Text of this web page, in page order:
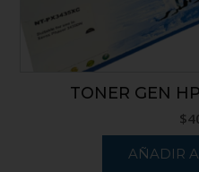
TONER GEN
$
AÑADIR